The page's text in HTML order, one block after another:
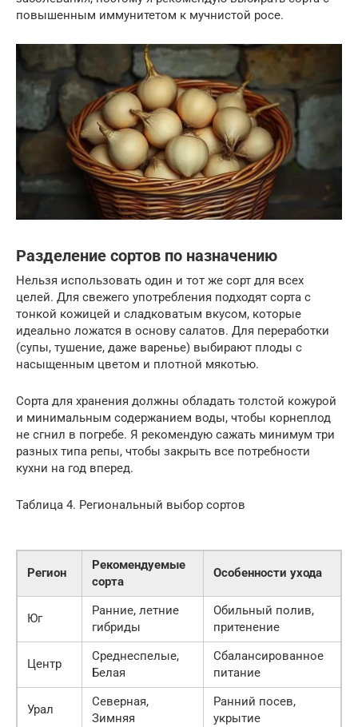
повышенным иммунитетом к мучнистой росе.
Разделение сортов по назначению
Нельзя использовать один и тот же сорт для всех
целей. Для свежего употребления подходят сорта с
тонкой кожицей и сладковатым вкусом, которые
идеально ложатся в основу салатов. Для переработки
(супы, тушение, даже варенье) выбирают плоды с
насыщенным цветом и плотной мякотью.
Сорта для хранения должны обладать толстой кожурой
и минимальным содержанием воды, чтобы корнеплод
не сгнил в погребе. Я рекомендую сажать минимум три
разных типа репы, чтобы закрыть все потребности
кухни на год вперед.
Таблица 4. Региональный выбор сортов
Регион
Рекомендуемые
сорта
Особенности ухода
Юг
Ранние, летние
гибриды
Обильный полив,
притенение
Центр
Среднеспелые,
Белая
Сбалансированное
питание
Урал
Северная,
Зимняя
Ранний посев,
укрытие